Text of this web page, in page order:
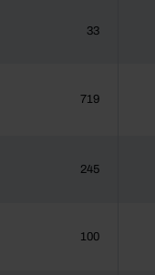
33
719
245
100